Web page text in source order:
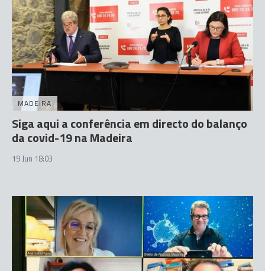
MADEIRA
Siga aqui a conferência em directo do balanço
da covid-19 na Madeira
19 Jun 18:03